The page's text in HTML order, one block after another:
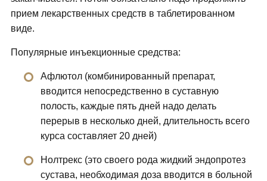
прием лекарственных средств в таблетированном
виде.
Популярные инъекционные средства:
Афлютол (комбинированный препарат,
вводится непосредственно в суставную
полость, каждые пять дней надо делать
перерыв в несколько дней, длительность всего
курса составляет 20 дней)
Нолтрекс (это своего рода жидкий эндопротез
сустава, необходимая доза вводится в больной